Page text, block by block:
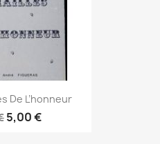
De L’honneur
5,00 €